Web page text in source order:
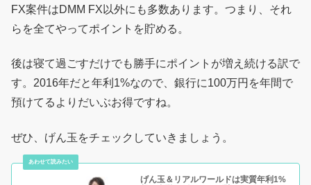
FX案件はDMM FX以外にも多数あります。つまり、それ
らを全てやってポイントを貯める。
後は寝て過ごすだけでも勝手にポイントが増え続ける訳で
す。2016年だと年利1%なので、銀行に100万円を年間で
預けてるよりだいぶお得ですね。
ぜひ、げん玉をチェックしていきましょう。
げん玉＆リアルワールドは実質年利1%